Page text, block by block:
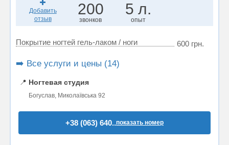
Добавить
отзыв
200
звонков
5 л.
опыт
Покрытие ногтей гель-лаком / ноги 600 грн.
➡️ Все услуги и цены (14)
📍 Ногтевая студия
Богуслав, Миколаївська 92
+38 (063) 640..показать номер